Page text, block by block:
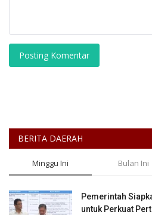
Posting Komentar
BERITA DAERAH
Minggu Ini Bulan Ini
Pemerintah
untuk Perkuat